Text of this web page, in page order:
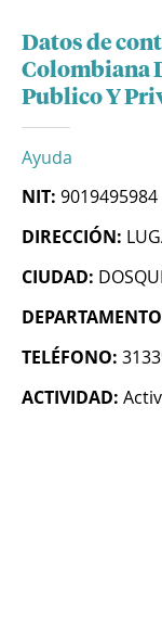
Datos de
Colombiana
Publico Y
Ayuda
NIT: 9019495984
DIRECCIÓN:
CIUDAD:
TELÉFONO:
ACTIVIDAD: